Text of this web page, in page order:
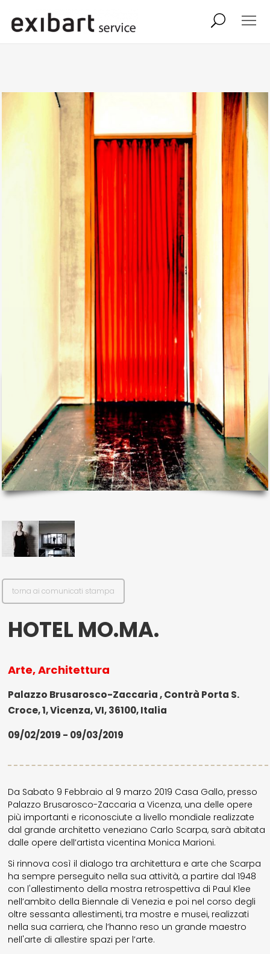
abbonamento
onpaper digital
exibart team exibart.com
contatti
termini e condizioni
privacy
il mio account
Exibart.service - Exibartlab srl Via Placido Zurla 49b - 00176 Roma
torna ai comunicati stampa
HOTEL MO.MA.
Arte, Architettura
Palazzo Brusarosco-Zaccaria , Contrà Porta S.
Croce, 1, Vicenza, VI, 36100, Italia
09/02/2019 - 09/03/2019
Da Sabato 9 Febbraio al 9 marzo 2019 Casa Gallo, presso
Palazzo Brusarosco-Zaccaria a Vicenza, una delle opere
più importanti e riconosciute a livello mondiale realizzate
dal grande architetto veneziano Carlo Scarpa, sarà abitata
dalle opere dell’artista vicentina Monica Marioni.
Si rinnova così il dialogo tra architettura e arte che Scarpa
ha sempre perseguito nella sua attività, a partire dal 1948
con l'allestimento della mostra retrospettiva di Paul Klee
nell’ambito della Biennale di Venezia e poi nel corso degli
oltre sessanta allestimenti, tra mostre e musei, realizzati
nella sua carriera, che l’hanno reso un grande maestro
nell'arte di allestire spazi per l’arte.